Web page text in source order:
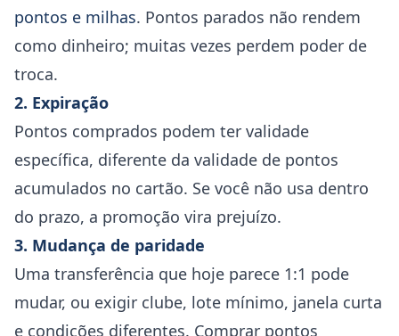
pontos e milhas. Pontos parados não rendem
como dinheiro; muitas vezes perdem poder de
troca.
2. Expiração
Pontos comprados podem ter validade
específica, diferente da validade de pontos
acumulados no cartão. Se você não usa dentro
do prazo, a promoção vira prejuízo.
3. Mudança de paridade
Uma transferência que hoje parece 1:1 pode
mudar, ou exigir clube, lote mínimo, janela curta
e condições diferentes. Comprar pontos